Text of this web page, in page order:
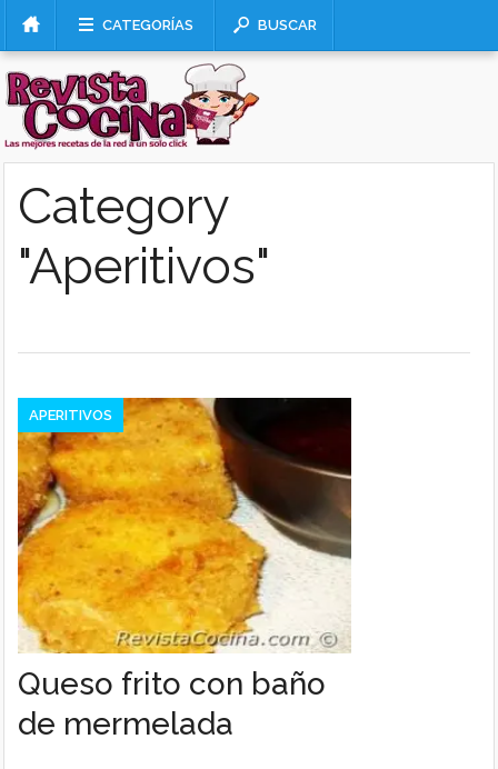
CATEGORÍAS BUSCAR
Category
"Aperitivos"
APERITIVOS
Queso frito con baño
de mermelada